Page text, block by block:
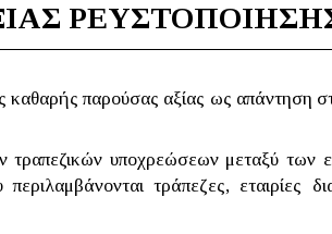
καθαρής παρούσας αξίας ως απάντηση
τραπεζικών υποχρεώσεων μεταξύ των
τράπεζες, εταιρίες